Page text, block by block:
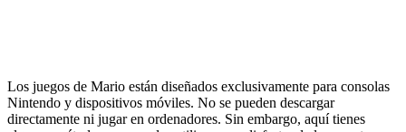
Los juegos de Mario están diseñados exclusivamente para consolas
Nintendo y dispositivos móviles. No se pueden descargar
directamente ni jugar en ordenadores. Sin embargo, aquí tienes